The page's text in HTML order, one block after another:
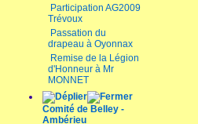
Participation AG2009
Trévoux
Passation du
drapeau à Oyonnax
Remise de la Légion
d'Honneur à Mr
MONNET
Comité de Belley -
Ambérieu